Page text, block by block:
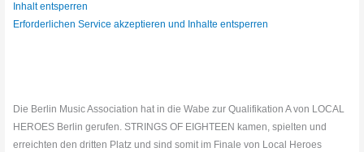
Inhalt entsperren
Erforderlichen Service akzeptieren und Inhalte entsperren
Die Berlin Music Association hat in die Wabe zur Qualifikation A von LOCAL
HEROES Berlin gerufen. STRINGS OF EIGHTEEN kamen, spielten und
erreichten den dritten Platz und sind somit im Finale von Local Heroes